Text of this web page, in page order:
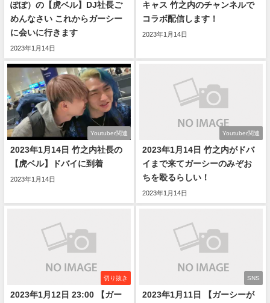
ぽぽ）の【虎ベル】DJ社長ご
めんなさい これからガーシー
に会いに行きます
2023年1月14日
キャス 竹之内のチャンネルで
コラボ配信します！
2023年1月14日
Youtuber関連
2023年1月14日 竹之内社長の
【虎ベル】ドバイに到着
2023年1月14日
Youtuber関連
2023年1月14日 竹之内がドバ
イまで来てガーシーのみぞお
ちを殴るらしい！
2023年1月14日
切り抜き
2023年1月12日 23:00 【ガー
SNS
2023年1月11日 【ガーシーが